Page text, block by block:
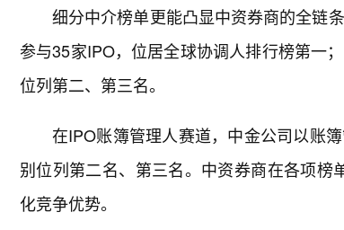
细分中介榜单更能凸显中资券商的全链
参与35家IPO，位居全球协调人排行榜第一
位列第二、第三名。
在IPO账簿管理人赛道，中金公司以账
别位列第二名、第三名。中资券商在各项
化竞争优势。